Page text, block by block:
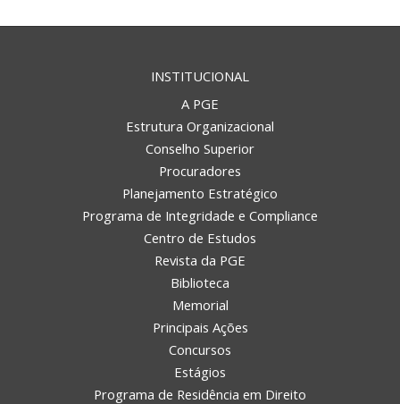
REGIONAL DE CHAPECÓ
INSTITUCIONAL
A PGE
Estrutura Organizacional
Conselho Superior
Procuradores
Planejamento Estratégico
Programa de Integridade e Compliance
Centro de Estudos
Revista da PGE
Biblioteca
Memorial
Principais Ações
Concursos
Estágios
Programa de Residência em Direito